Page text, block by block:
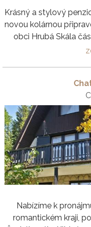
Krásný a stylový
novou kolárnou
obci Hrubá Skála
Nabízíme k
romantickém kraji,